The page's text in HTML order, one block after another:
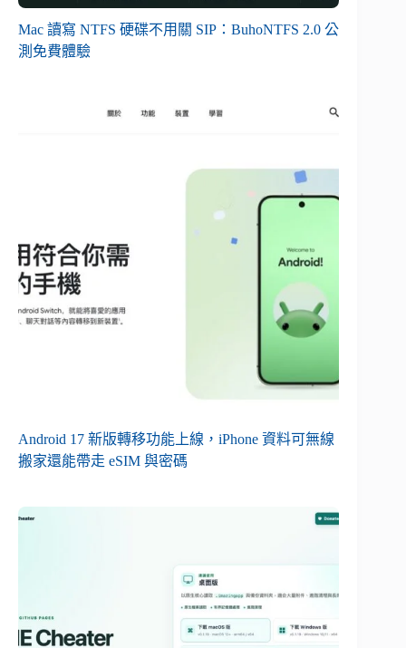
Mac 讀寫 NTFS 硬碟不用關 SIP：BuhoNTFS 2.0 公
測免費體驗
Android 17 新版轉移功能上線，iPhone 資料可無線
搬家還能帶走 eSIM 與密碼